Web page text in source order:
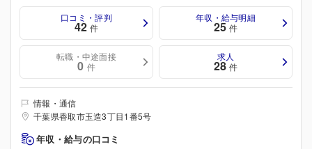
口コミ・評判
42 件
年収・給与明細
25 件
転職・中途面接
0 件
求人
28 件
情報・通信
千葉県香取市玉造3丁目1番5号
年収・給与の口コミ